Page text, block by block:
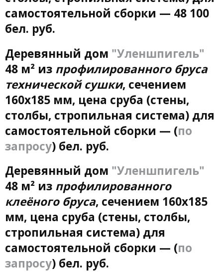
самостоятельной сборки — 48 100
бел. руб.
Деревянный дом "Уленшпигель"
48 м² из профилированного бруса
технической сушки, сечением
160х185 мм, цена сруба (стены,
столбы, стропильная система) для
самостоятельной сборки — (по
запросу) бел. руб.
Деревянный дом "Уленшпигель"
48 м² из профилированного
клеёного бруса, сечением 160х185
мм, цена сруба (стены, столбы,
стропильная система) для
самостоятельной сборки — (по
запросу) бел. руб.